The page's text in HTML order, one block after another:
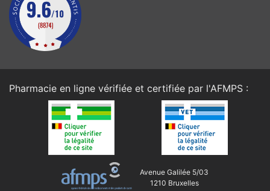
Pharmacie en ligne vérifiée et certifiée par l'AFMPS :
Avenue Galilée 5/03
1210 Bruxelles